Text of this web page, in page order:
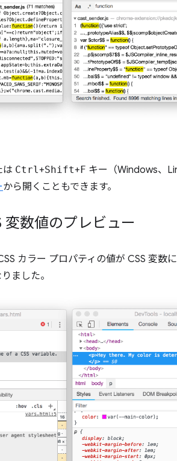
は Ctrl +Shift+F キー（Windows、
から開くこともできます。
変数値のプレビュー
カラー プロパティの値が CSS 変数
ました。